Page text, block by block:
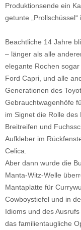
Produktionsende ein
getunte
Beachtliche 14 Jahre
– länger als alle
elegante Rochen
Ford Capri, und alle
Generationen des
Gebrauchtwagenhöfe
im Signet die Rolle
Breitreifen und
Aufkleber im
Celica.
Aber dann wurde die
Manta-Witz-Welle
Mantaplatte für
Cowboystiefel und in
Idioms und des
das familientaugliche